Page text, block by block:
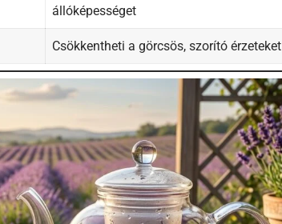
állóképességet
Csökkentheti a görcsös, szorító érzeteket